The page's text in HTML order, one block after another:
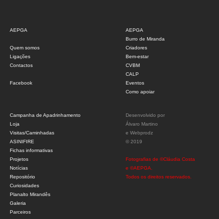
AEPGA
Quem somos
Ligações
Contactos
Facebook
AEPGA
Burro de Miranda
Criadores
Bem-estar
CVBM
CALP
Eventos
Como apoiar
Campanha de Apadrinhamento
Loja
Visitas/Caminhadas
ASINIFIRE
Fichas informativas
Projetos
Notícias
Repositório
Curiosidades
Planalto Mirandês
Galeria
Parceiros
Desenvolvido por
Álvaro Martino
e Webprodz
© 2019
Fotografias de ©Cláudia Costa
e ©AEPGA.
Todos os direitos reservados.